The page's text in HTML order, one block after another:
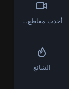
أحدث مقاطع الفيديو
الشائع